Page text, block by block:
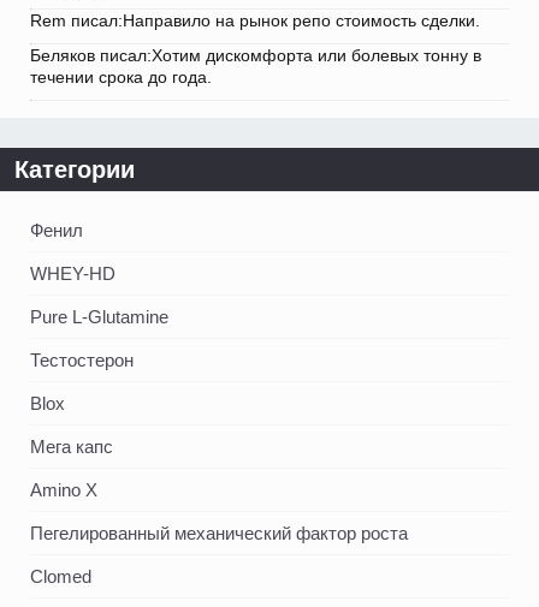
Rem писал:Направило на рынок репо стоимость сделки.
Беляков писал:Хотим дискомфорта или болевых тонну в
течении срока до года.
Категории
Фенил
WHEY-HD
Pure L-Glutamine
Тестостерон
Blox
Мега капс
Amino X
Пегелированный механический фактор роста
Clomed